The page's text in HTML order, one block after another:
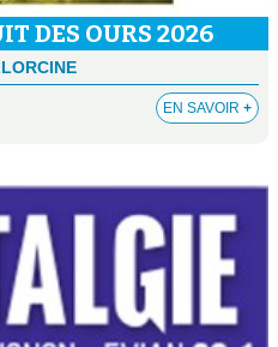
DES OURS 2026
EN SAVOIR +